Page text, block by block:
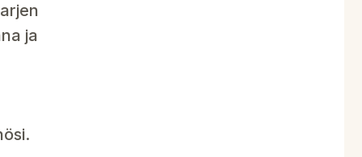
ja